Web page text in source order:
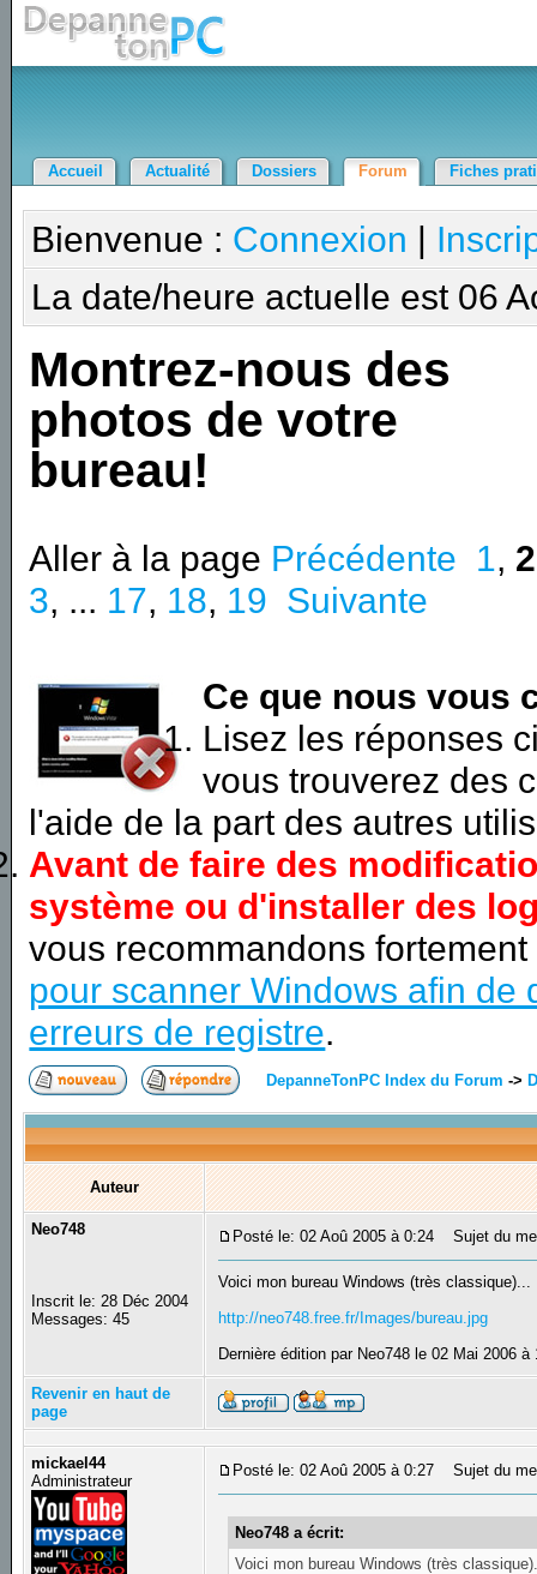
Accueil Actualité Dossiers Forum Fiches
Bienvenue : Connexion |
La date/heure actuelle est 06
Montrez-nous des
photos de votre
bureau!
Aller à la page Précédente 1, 2
3, ... 17, 18, 19 Suivante
Ce que nous vous
Lisez les réponses
vous trouverez des
l'aide de la part des autres
Avant de faire des
système ou d'installer des
vous recommandons
pour scanner Windows afin de
erreurs de registre.
DepanneTonPC Index du Forum ->
Auteur
Neo748
Inscrit le: 28 Déc 2004
Messages: 45
Posté le: 02 Aoû 2005 à 0:24 Sujet du
Voici mon bureau Windows (très classique)...
http://neo748.free.fr/Images/bureau.jpg
Dernière édition par Neo748 le 02 Mai 2006
Revenir en haut de
page
mickael44
Administrateur
Posté le: 02 Aoû 2005 à 0:27 Sujet du
Neo748 a écrit:
Voici mon bureau Windows (très